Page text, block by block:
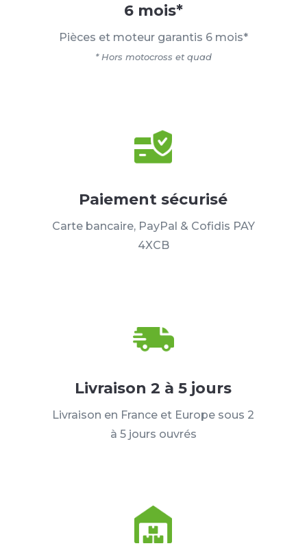
6 mois*
Pièces et moteur garantis 6 mois*
* Hors motocross et quad
Paiement sécurisé
Carte bancaire, PayPal & Cofidis PAY
4XCB
Livraison 2 à 5 jours
Livraison en France et Europe sous 2
à 5 jours ouvrés